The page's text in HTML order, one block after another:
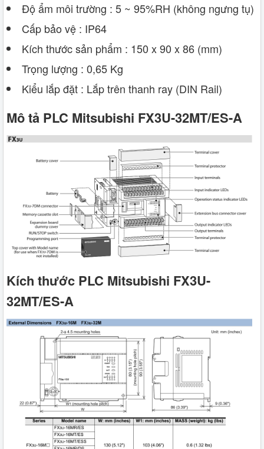
Độ ẩm môi trường : 5 ~ 95%RH (không ngưng tụ)
Cấp bảo vệ : IP64
Kích thước sản phẩm : 150 x 90 x 86 (mm)
Trọng lượng : 0,65 Kg
Kiểu lắp đặt : Lắp trên thanh ray (DIN Rail)
Mô tả PLC Mitsubishi FX3U-32MT/ES-A
Kích thước PLC Mitsubishi FX3U-
32MT/ES-A